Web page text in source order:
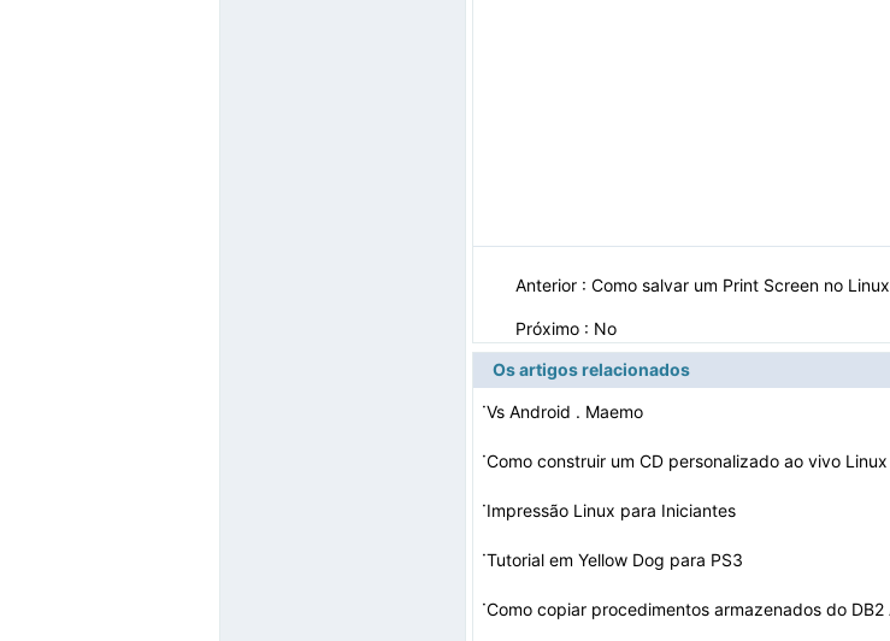
Anterior : Como salvar um Print Screen no Linux
Próximo : No
Os artigos relacionados
·Vs Android . Maemo
·Como construir um CD personalizado ao vivo Linux
·Impressão Linux para Iniciantes
·Tutorial em Yellow Dog para PS3
·